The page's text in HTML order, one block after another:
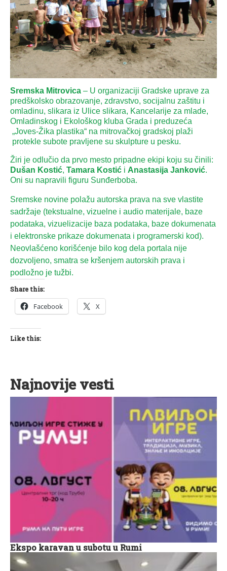
Sremska Mitrovica – U organizaciji Gradske uprave za
predškolsko obrazovanje, zdravstvo, socijalnu zaštitu i
omladinu, slikara iz Ulice slikara, Kancelarije za mlade,
Omladinskog i Ekološkog kluba Grada i preduzeća
„Joves-Žika plastika“ na mitrovačkoj gradskoj plaži
protekle subote pravljene su skulpture u pesku.
Žiri je odlučio da prvo mesto pripadne ekipi koju su činili:
Dušan Kostić, Tamara Kostić i Anastasija Janković.
Oni su napravili figuru Sunđerboba.
Sremske novine polažu autorska prava na sve vlastite
sadržaje (tekstualne, vizuelne i audio materijale, baze
podataka, vizuelizacije baza podataka, baze dokumenata
i elektronske prikaze dokumenata i programerski kod).
Neovlašćeno korišćenje bilo kog dela portala nije
dozvoljeno, smatra se kršenjem autorskih prava i
podložno je tužbi.
Share this:
Facebook X
Like this:
Najnovije vesti
Ekspo karavan u subotu u Rumi